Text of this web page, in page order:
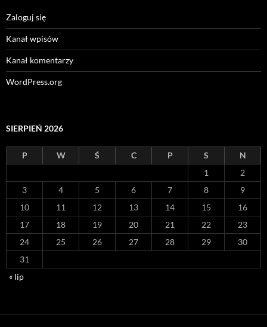
Zaloguj się
Kanał wpisów
Kanał komentarzy
WordPress.org
SIERPIEŃ 2026
P W Ś C P S
N
1
2
3
4 5 6 7 8
9
10
11 12 13 14 15
16
17
18 19 20 21 22
23
24
25 26 27 28 29
30
31
« lip